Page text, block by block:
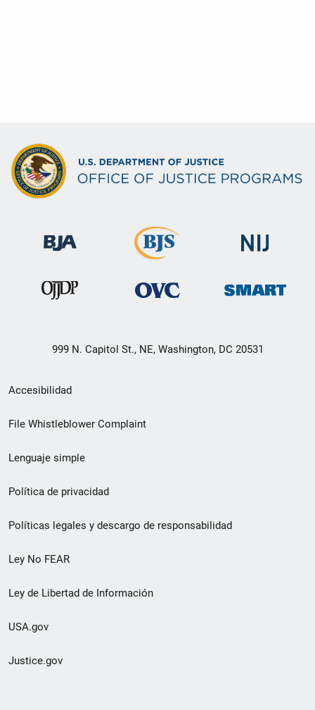
999 N. Capitol St., NE, Washington, DC 20531
Menú
de
de
pie
de
página
Accesibilidad
File Whistleblower Complaint
Lenguaje simple
Política de privacidad
Políticas legales y descargo de responsabilidad
Ley No FEAR
Ley de Libertad de Información
USA.gov
Justice.gov